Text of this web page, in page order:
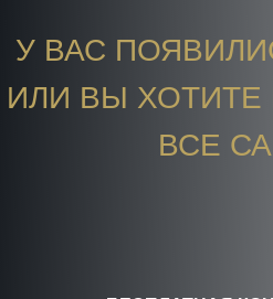
У ВАС
ИЛИ ВЫ
ВСЕ